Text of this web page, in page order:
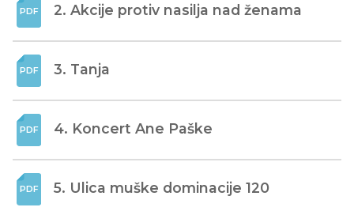
2. Akcije protiv nasilja nad ženama
3. Tanja
4. Koncert Ane Paške
5. Ulica muške dominacije 120